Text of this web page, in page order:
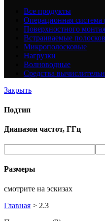
Все продукты
Операционная система
Поверхностного
Встраиваемые
Микрополосковые
Нагрузки
Волноводные
Средства
Закрыть
Подтип
Диапазон частот, ГГц
Размеры
смотрите на эскизах
Главная > 2.3